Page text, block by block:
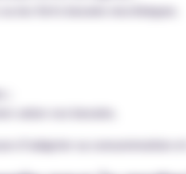
les forts besoins nicotiniques.
d’adapter sa consommation